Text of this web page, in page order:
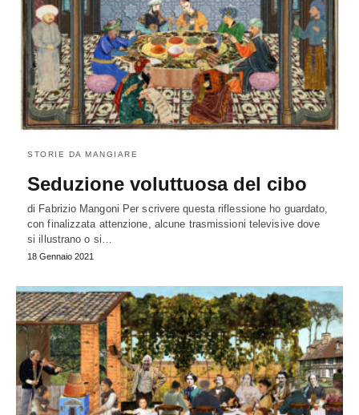
STORIE DA MANGIARE
Seduzione voluttuosa del cibo
di Fabrizio Mangoni Per scrivere questa riflessione ho guardato,
con finalizzata attenzione, alcune trasmissioni televisive dove
si illustrano o si…
18 Gennaio 2021